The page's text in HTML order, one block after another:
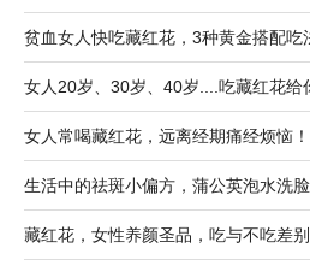
贫血女人快吃藏红花，3种黄金搭配吃
女人20岁、30岁、40岁....吃藏红花给
女人常喝藏红花，远离经期痛经烦恼！
生活中的祛斑小偏方，蒲公英泡水洗
藏红花，女性养颜圣品，吃与不吃差别